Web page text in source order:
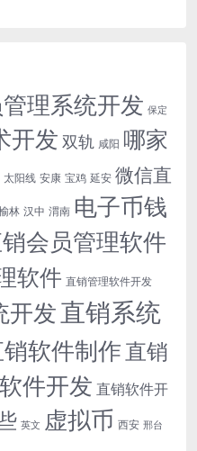
理系统开发 保定
开发 双轨 咸阳 哪家
太阳线 安康 宝鸡 延安 微信直
林 汉中 渭南 电子币钱
会员管理软件
软件 直销管理软件开发
开发直销系统
软件制作直销
件开发 直销软件开
英文 虚拟币 西安 邢台